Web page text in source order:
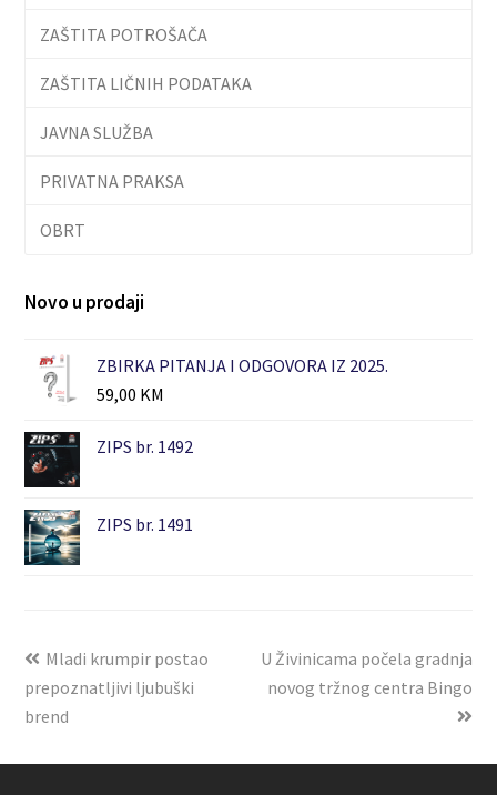
ZAŠTITA POTROŠAČA
ZAŠTITA LIČNIH PODATAKA
JAVNA SLUŽBA
PRIVATNA PRAKSA
OBRT
Novo u prodaji
ZBIRKA PITANJA I ODGOVORA IZ 2025.
59,00 KM
ZIPS br. 1492
ZIPS br. 1491
Mladi krumpir postao
prepoznatljivi ljubuški
brend
U Živinicama počela gradnja
novog tržnog centra Bingo